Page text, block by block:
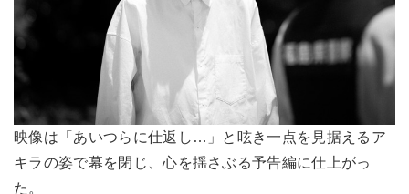
映像は「あいつらに仕返し…」と呟き一点を見据えるア
キラの姿で幕を閉じ、心を揺さぶる予告編に仕上がっ
た。